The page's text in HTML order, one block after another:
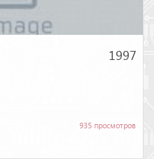
1997
935 просмотров